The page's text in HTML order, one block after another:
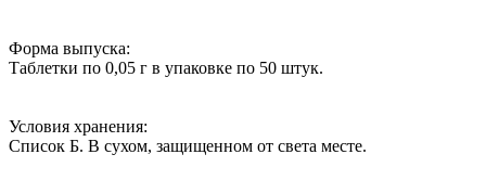
Форма выпуска:
Таблетки по 0,05 г в упаковке по 50 штук.
Условия хранения:
Список Б. В сухом, защищенном от света месте.